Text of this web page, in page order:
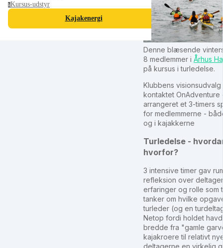
kKursus-udstyr
Kajakenergi
Denne blæsende
8 medlemmer i Århus
på kursus i turledelse.
Klubbens
kontaktet OnAdventure
arrangeret et 3-timers
for medlemmerne -
og i kajakkerne
Turledelse -
hvorfor?
3 intensive timer gav
refleksion over
erfaringer og rolle som
tanker om hvilke
turleder (og en
Netop fordi holdet
bredde fra "gamle
kajakroere til relativt